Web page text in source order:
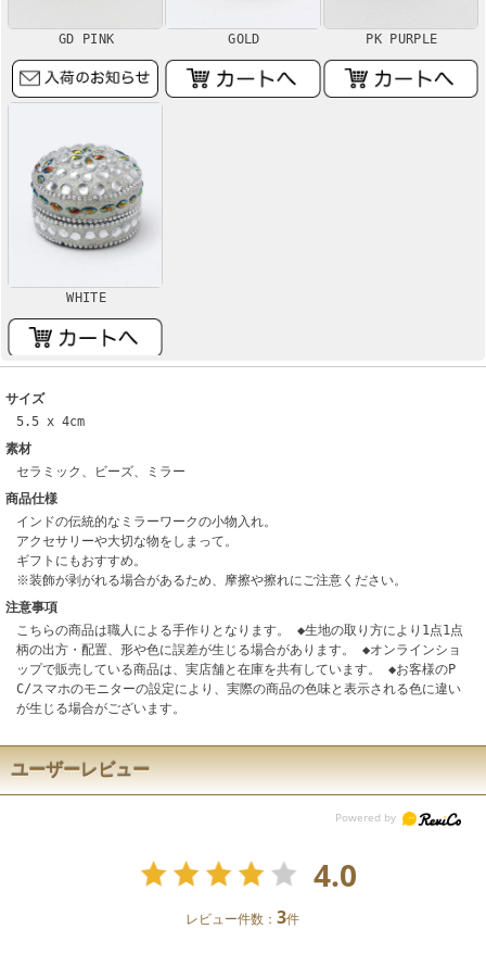
GD PINK GOLD PK PURPLE
WHITE
サイズ
5.5 x 4cm
素材
セラミック、ビーズ、ミラー
商品仕様
インドの伝統的なミラーワークの小物入れ。
アクセサリーや大切な物をしまって。
ギフトにもおすすめ。
※装飾が剥がれる場合があるため、摩擦や擦れにご注意ください。
注意事項
こちらの商品は職人による手作りとなります。 ◆生地の取り方により1点1点
柄の出方・配置、形や色に誤差が生じる場合があります。 ◆オンラインショ
ップで販売している商品は、実店舗と在庫を共有しています。 ◆お客様のP
C/スマホのモニターの設定により、実際の商品の色味と表示される色に違い
が生じる場合がございます。
ユーザーレビュー
4.0
レビュー件数：3件